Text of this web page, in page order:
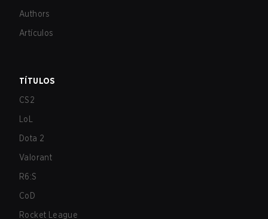
Authors
Artículos
TÍTULOS
CS2
LoL
Dota 2
Valorant
R6:S
CoD
Rocket League